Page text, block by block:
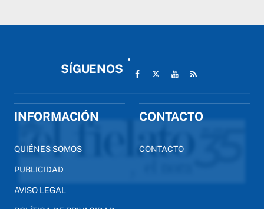
SÍGUENOS
INFORMACIÓN
QUIÉNES SOMOS
PUBLICIDAD
AVISO LEGAL
CONTACTO
CONTACTO